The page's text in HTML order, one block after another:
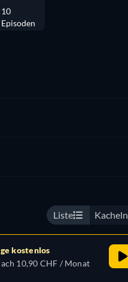
10
Episoden
Liste Kacheln
kostenlos
10,90 CHF / Monat